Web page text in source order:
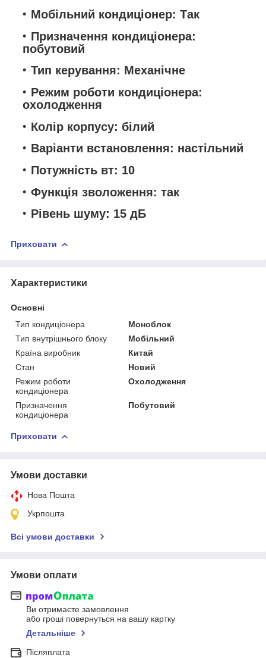
Мобільний кондиціонер: Так
Призначення кондиціонера:
побутовий
Тип керування: Механічне
Режим роботи кондиціонера:
охолодження
Колір корпусу: білий
Варіанти встановлення: настільний
Потужність вт: 10
Функція зволоження: так
Рівень шуму: 15 дБ
Приховати
Характеристики
Основні
Тип кондиціонера
Моноблок
Тип внутрішнього блоку
Мобільний
Країна виробник
Китай
Стан
Новий
Режим роботи
кондиціонера
Охолодження
Призначення
кондиціонера
Побутовий
Приховати
Умови доставки
Нова Пошта
Укрпошта
Всі умови доставки
Умови оплати
Ви отримаєте замовлення
або гроші повернуться на вашу картку
Детальніше
Післяплата